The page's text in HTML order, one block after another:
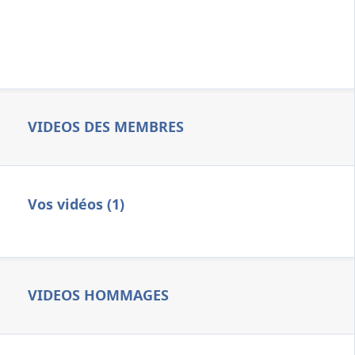
VIDEOS DES MEMBRES
Vos vidéos (1)
VIDEOS HOMMAGES